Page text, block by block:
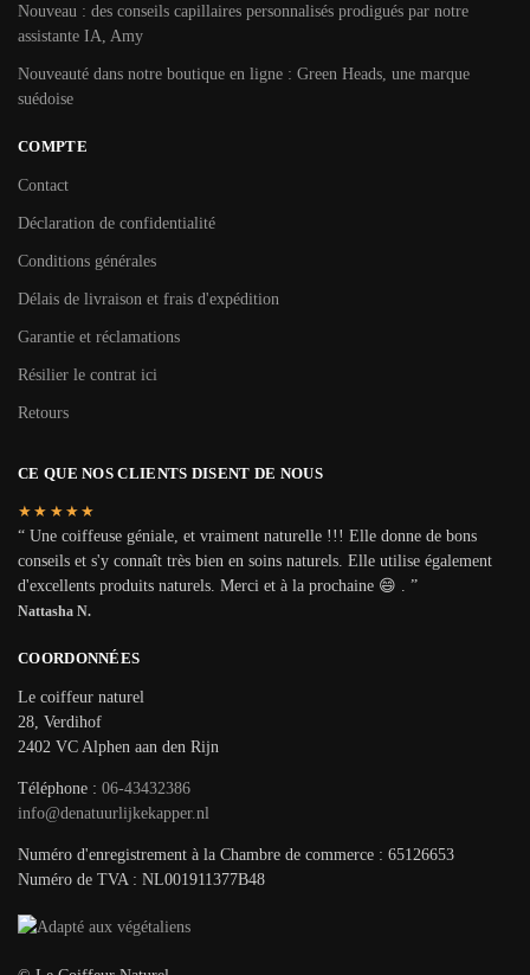
Nouveau : des conseils capillaires personnalisés prodigués par notre
assistante IA, Amy
Nouveauté dans notre boutique en ligne : Green Heads, une marque
suédoise
COMPTE
Contact
Déclaration de confidentialité
Conditions générales
Délais de livraison et frais d'expédition
Garantie et réclamations
Résilier le contrat ici
Retours
CE QUE NOS CLIENTS DISENT DE NOUS
★★★★★
“ Une coiffeuse géniale, et vraiment naturelle !!! Elle donne de bons
conseils et s'y connaît très bien en soins naturels. Elle utilise également
d'excellents produits naturels. Merci et à la prochaine 😄 . ”
Nattasha N.
COORDONNÉES
Le coiffeur naturel
28, Verdihof
2402 VC Alphen aan den Rijn
Téléphone : 06-43432386
info@denatuurlijkekapper.nl
Numéro d'enregistrement à la Chambre de commerce : 65126653
Numéro de TVA : NL001911377B48